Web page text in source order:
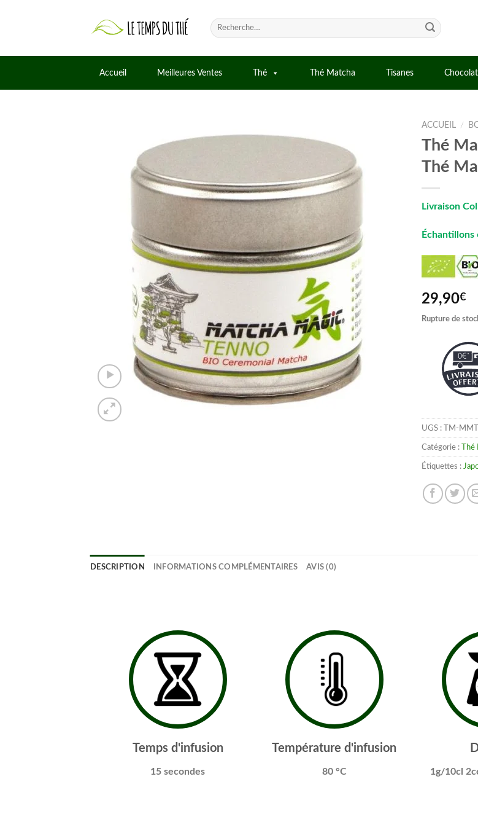
Recherche
pour :
Accueil Meilleures Ventes Thé Thé Matcha Tisanes
ACCUEIL /
Thé
Thé
Livraison
29,90€
Rupture de
UGS : TM-
Catégorie :
Étiquettes :
DESCRIPTION INFORMATIONS COMPLÉMENTAIRES AVIS (0)
Temps d'infusion
15 secondes
Température d'infusion
80 °C 1g/10cl